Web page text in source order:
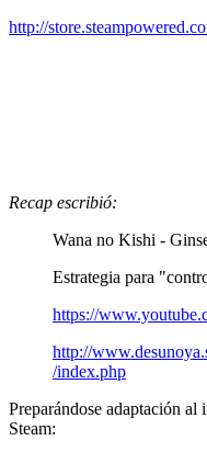
http://
Recap escribió:
Wana no Kishi -
Estrategia para
https://
http://
/index.php
Preparándose adaptación al
Steam: